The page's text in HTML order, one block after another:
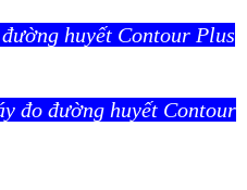
huyết Contour Plus
đo đường huyết Contour